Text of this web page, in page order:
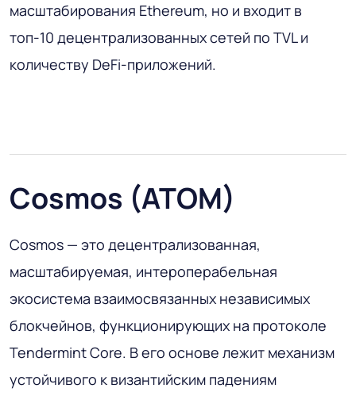
масштабирования Ethereum, но и входит в
топ-10 децентрализованных сетей по TVL и
количеству DeFi-приложений.
Cosmos (ATOM)
Cosmos — это децентрализованная,
масштабируемая, интероперабельная
экосистема взаимосвязанных независимых
блокчейнов, функционирующих на протоколе
Tendermint Core. В его основе лежит механизм
устойчивого к византийским падениям